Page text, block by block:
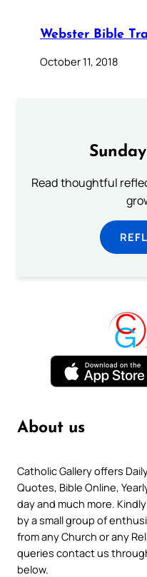
Webster Bible
October 11, 2018
Read thoughtful
About us
Catholic Gallery offers
Quotes, Bible Online,
day and much more.
by a small group of
from any Church or any
queries contact us
below.